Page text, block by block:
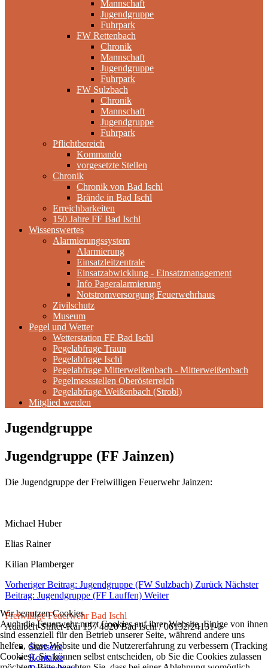
Mannschaft
Jugendgruppe
Fuhrpark
FW Rettenbach
Chronik
Mannschaft
Jugendgruppe
Fuhrpark
FW Sulzbach
Chronik
Mannschaft
Jugendgruppe
Fuhrpark
Pflichtbereich
Kommando
vorgesetzte Stellen
Chronik
Chronik von Bad Ischl
Brände in Bad Ischl
Erreichbarkeiten
150 Jahre FF Bad Ischl
Wissenswertes
Alarmierungssystem
Alarmierung
Einsatzleitzentrale
Einsatzabwicklung - Einsatzmanagement
Info Pageralarmierung
Notstromversorgung Feuerwehrhaus
Zivilschutz
Museum
Pegel und Wetter
Wetterstation FF Bad Ischl
Pegelabfrage Traun
Pegelabfrage Ischl
Pegelabfrage Mitterweißenbach - Mitterweißenbach
Pegelmessstellen Oberösterreich
Pegelabfrage Weißenbach (Strobl)
Mitglied werden
Jugendgruppe
Jugendgruppe (FF Jainzen)
Die Jugendgruppe der Freiwilligen Feuerwehr Jainzen:
Michael Huber
Elias Rainer
Kilian Plamberger
Vorheriger Beitrag: Jugendgruppe (FW Sulzbach) Zurück Nächster
Beitrag: Jugendgruppe (FF Lauffen) Weiter
Freiwillige Feuerwehr Bad Ischl
Adalbert-Stifter-Kai 15 / 4820 Bad Ischl / 06132/24131-0
Startseite
Kontakte
Wir benutzen Cookies
Auch die Feuerwehr nutzt Cookies auf ihrer Website. Einige von ihnen
sind essenziell für den Betrieb unserer Seite, während andere uns
helfen, diese Website und die Nutzererfahrung zu verbessern (Tracking
Cookies). Sie können selbst entscheiden, ob Sie die Cookies zulassen